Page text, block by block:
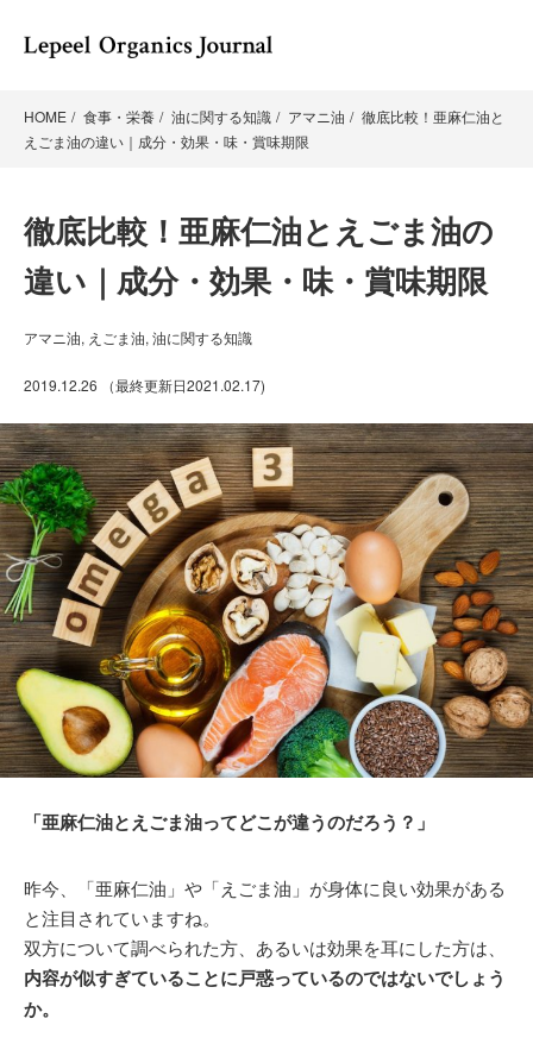
HOME 食事・栄養 油に関する知識 アマニ油
徹底比較！亜麻仁油と
えごま油の違い｜成分・効果・味・賞味期限
徹底比較！亜麻仁油とえごま油の
違い｜成分・効果・味・賞味期限
アマニ油, えごま油, 油に関する知識
2019.12.26 （最終更新日2021.02.17)
「亜麻仁油とえごま油ってどこが違うのだろう？」
昨今、「亜麻仁油」や「えごま油」が身体に良い効果がある
と注目されていますね。
双方について調べられた方、あるいは効果を耳にした方は、
内容が似すぎていることに戸惑っているのではないでしょう
か。